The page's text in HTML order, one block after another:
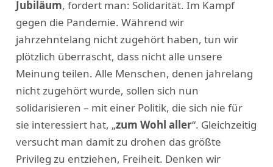
Jubiläum, fordert man: Solidarität. Im Kampf
gegen die Pandemie. Während wir
jahrzehntelang nicht zugehört haben, tun wir
plötzlich überrascht, dass nicht alle unsere
Meinung teilen. Alle Menschen, denen jahrelang
nicht zugehört wurde, sollen sich nun
solidarisieren – mit einer Politik, die sich nie für
sie interessiert hat, „zum Wohl aller“. Gleichzeitig
versucht man damit zu drohen das größte
Privileg zu entziehen, Freiheit. Denken wir